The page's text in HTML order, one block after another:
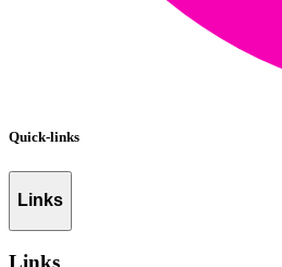
Quick-links
Links